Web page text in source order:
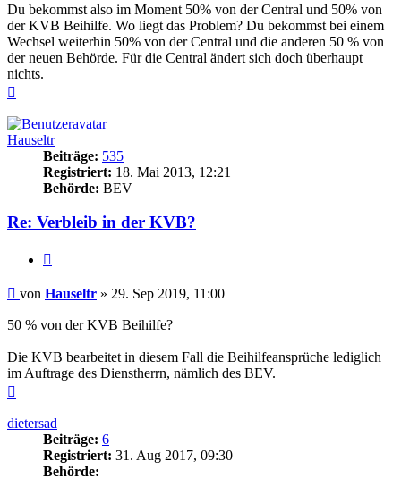
Du bekommst also im Moment 50% von der Central und 50% von
der KVB Beihilfe. Wo liegt das Problem? Du bekommst bei einem
Wechsel weiterhin 50% von der Central und die anderen 50 % von
der neuen Behörde. Für die Central ändert sich doch überhaupt
nichts.
Hauseltr
Beiträge: 535
Registriert: 18. Mai 2013, 12:21
Behörde: BEV
Re: Verbleib in der KVB?
Beitrag
von Hauseltr » 29. Sep 2019, 11:00
50 % von der KVB Beihilfe?
Die KVB bearbeitet in diesem Fall die Beihilfeansprüche lediglich
im Auftrage des Dienstherrn, nämlich des BEV.
dietersad
Beiträge: 6
Registriert: 31. Aug 2017, 09:30
Behörde: